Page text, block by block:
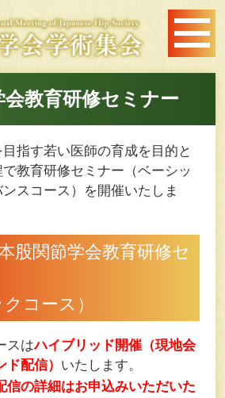
会教育研修セミナー
指す若い医師の育成を目的と
教育研修セミナー（ベーシッ
スコース）を開催いたしま
股関節学会教育研修セ
コース）
スはハイブリッド開催（現地会
配信） いたします。
信の詳細はお申込みいただいた